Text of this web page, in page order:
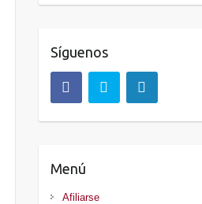
Síguenos
Menú
Afiliarse